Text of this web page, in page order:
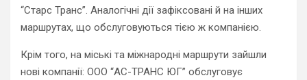
“Старс Транс”. Аналогічні дії зафіксовані й на інших
маршрутах, що обслуговуються тією ж компанією.
Крім того, на міські та міжнародні маршрути зайшли
нові компанії: ООО “АС-ТРАНС ЮГ” обслуговує